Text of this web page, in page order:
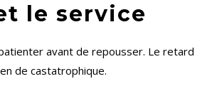
le service
avant de repousser. Le retard
de castatrophique.